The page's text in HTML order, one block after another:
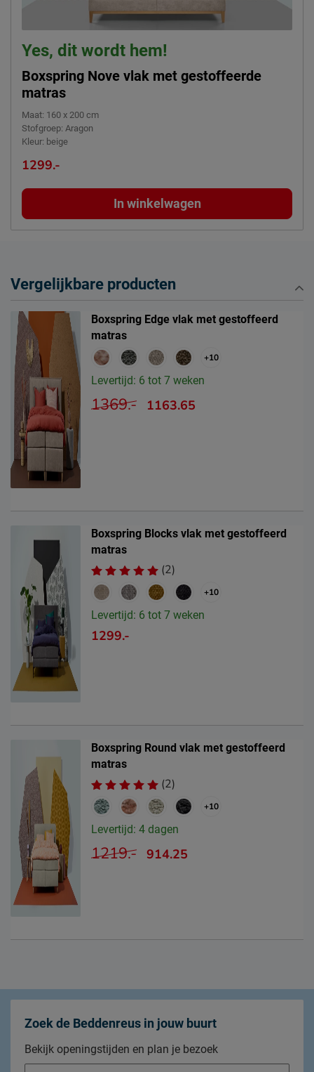
Yes, dit wordt hem!
Boxspring Nove vlak met gestoffeerde
matras
Maat: 160 x 200 cm
Stofgroep: Aragon
Kleur: beige
1299.-
In winkelwagen
Vergelijkbare producten
Boxspring Edge vlak met gestoffeerd
matras
+10
Levertijd: 6 tot 7 weken
1369.- 1163.65
Boxspring Blocks vlak met gestoffeerd
matras
(2)
+10
Levertijd: 6 tot 7 weken
1299.-
Boxspring Round vlak met gestoffeerd
matras
(2)
+10
Levertijd: 4 dagen
1219.- 914.25
Zoek de Beddenreus in jouw buurt
Bekijk openingstijden en plan je bezoek